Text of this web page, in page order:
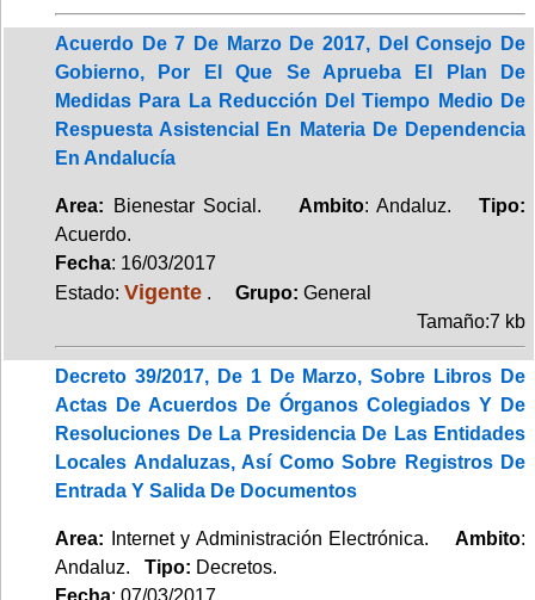
Acuerdo De 7 De Marzo De 2017, Del Consejo De
Gobierno, Por El Que Se Aprueba El Plan De
Medidas Para La Reducción Del Tiempo Medio De
Respuesta Asistencial En Materia De Dependencia
En Andalucía
Area: Bienestar Social. Ambito: Andaluz.Tipo:
Acuerdo.
Fecha: 16/03/2017
Estado: Vigente . Grupo: General
Tamaño:7 kb
Decreto 39/2017, De 1 De Marzo, Sobre Libros De
Actas De Acuerdos De Órganos Colegiados Y De
Resoluciones De La Presidencia De Las Entidades
Locales Andaluzas, Así Como Sobre Registros De
Entrada Y Salida De Documentos
Area: Internet y Administración Electrónica. Ambito:
Andaluz. Tipo: Decretos.
Fecha: 07/03/2017